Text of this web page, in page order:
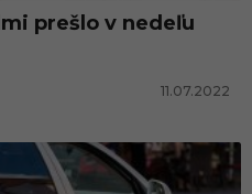
prešlo v nedeľu
11.07.2022